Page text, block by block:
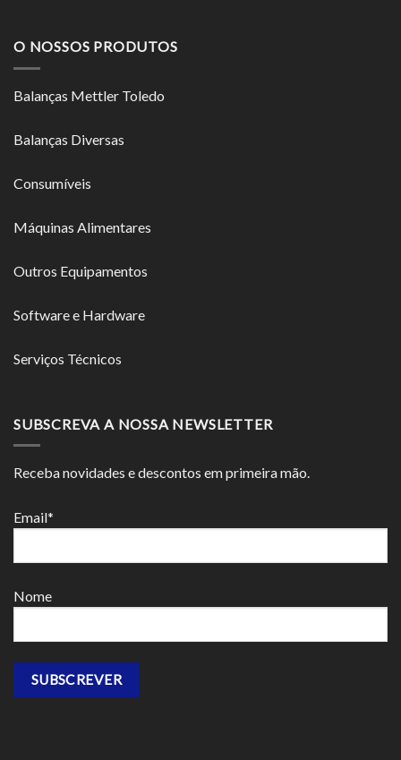
O NOSSOS PRODUTOS
Balanças Mettler Toledo
Balanças Diversas
Consumíveis
Máquinas Alimentares
Outros Equipamentos
Software e Hardware
Serviços Técnicos
SUBSCREVA A NOSSA NEWSLETTER
Receba novidades e descontos em primeira mão.
Email*
Nome